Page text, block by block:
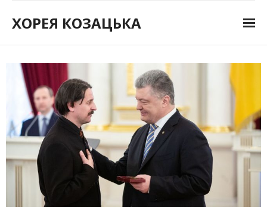
ХОРЕЯ КОЗАЦЬКА
Новини
Афіша
Музика
Відео
Контакти